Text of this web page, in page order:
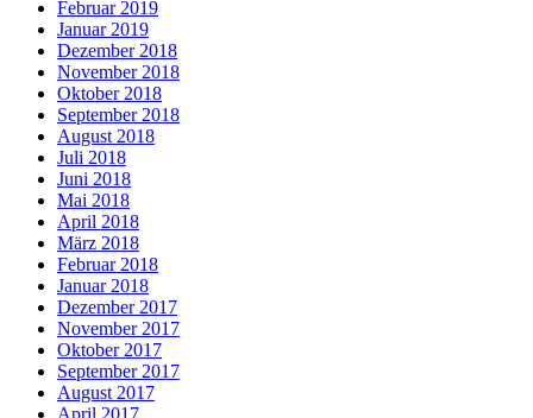
Februar 2019
Januar 2019
Dezember 2018
November 2018
Oktober 2018
September 2018
August 2018
Juli 2018
Juni 2018
Mai 2018
April 2018
März 2018
Februar 2018
Januar 2018
Dezember 2017
November 2017
Oktober 2017
September 2017
August 2017